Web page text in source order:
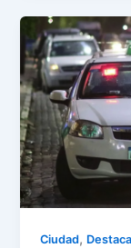
Ciudad,